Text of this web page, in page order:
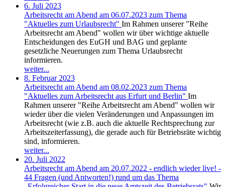
6. Juli 2023
Arbeitsrecht am Abend am 06.07.2023 zum Thema
"Aktuelles zum Urlaubsrecht" Im Rahmen unserer "Reihe
Arbeitsrecht am Abend" wollen wir über wichtige aktuelle
Entscheidungen des EuGH und BAG und geplante
gesetzliche Neuerungen zum Thema Urlaubsrecht
informieren.
weiter...
8. Februar 2023
Arbeitsrecht am Abend am 08.02.2023 zum Thema
"Aktuelles zum Arbeitsrecht aus Erfurt und Berlin" Im
Rahmen unserer "Reihe Arbeitsrecht am Abend" wollen wir
wieder über die vielen Veränderungen und Anpassungen im
Arbeitsrecht (wie z.B. auch die aktuelle Rechtsprechung zur
Arbeitszeiterfassung), die gerade auch für Betriebsräte wichtig
sind, informieren.
weiter...
20. Juli 2022
Arbeitsrecht am Abend am 20.07.2022 - endlich wieder live! -
44 Fragen (und Antworten!) rund um das Thema